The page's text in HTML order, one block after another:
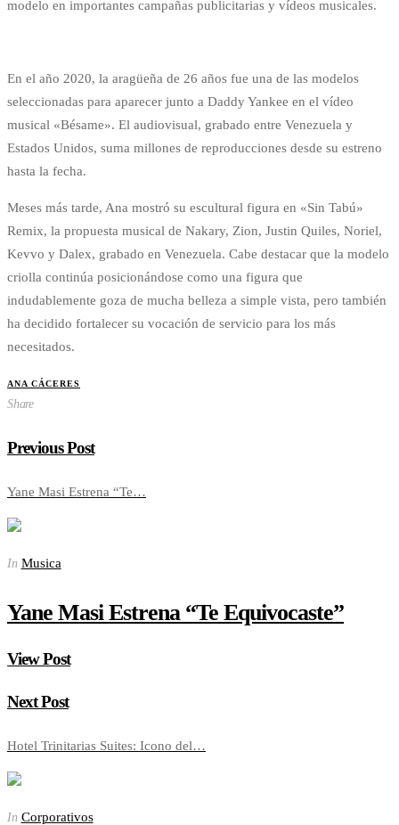
modelo en importantes campañas publicitarias y vídeos musicales.
En el año 2020, la aragüeña de 26 años fue una de las modelos
seleccionadas para aparecer junto a Daddy Yankee en el vídeo
musical «Bésame». El audiovisual, grabado entre Venezuela y
Estados Unidos, suma millones de reproducciones desde su estreno
hasta la fecha.
Meses más tarde, Ana mostró su escultural figura en «Sin Tabú»
Remix, la propuesta musical de Nakary, Zion, Justin Quiles, Noriel,
Kevvo y Dalex, grabado en Venezuela. Cabe destacar que la modelo
criolla continúa posicionándose como una figura que
indudablemente goza de mucha belleza a simple vista, pero también
ha decidido fortalecer su vocación de servicio para los más
necesitados.
ANA CÁCERES
Share
Previous Post
Yane Masi Estrena “Te…
In Musica
Yane Masi Estrena “Te Equivocaste”
View Post
Next Post
Hotel Trinitarias Suites: Icono del…
In Corporativos